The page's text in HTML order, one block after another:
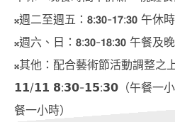
𝄪週二至週五：𝟴:𝟯𝟬-𝟭𝟳:𝟯𝟬 午休
𝄪週六、日：𝟴:𝟯𝟬-𝟭𝟴:𝟯𝟬 午餐及
𝄪其他：配合藝術節活動調整之
𝟭𝟭/𝟭𝟭 𝟴:𝟯𝟬-𝟭𝟱:𝟯𝟬（午餐一
餐一小時）